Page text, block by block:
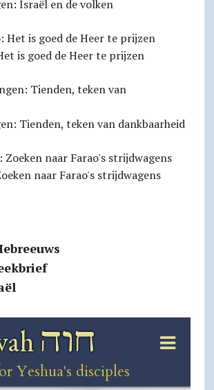
Israël en de volken
is goed de Heer te prijzen
Tienden, teken van dankbaarheid
naar Farao's strijdwagens